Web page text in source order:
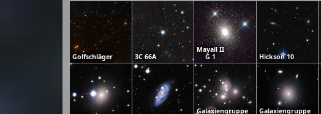
Golfschläger 3C 66A
Mayall II
G 1
Hickson 10
Galaxiengruppe
Galaxiengruppe